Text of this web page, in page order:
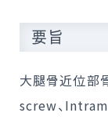
要旨
大腿骨近位部
screw、